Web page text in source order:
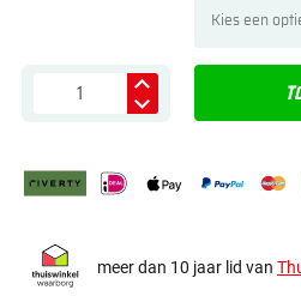
meer dan 10 jaar lid van